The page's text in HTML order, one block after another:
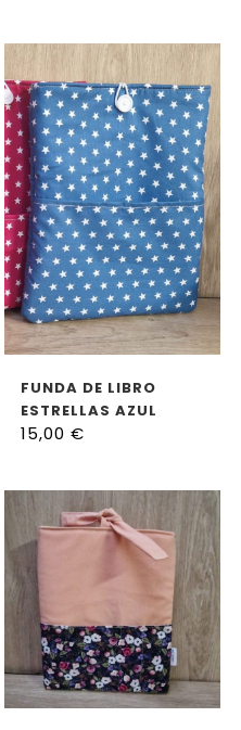
FUNDA DE LIBRO
ESTRELLAS AZUL
PETROLEO
15,00€